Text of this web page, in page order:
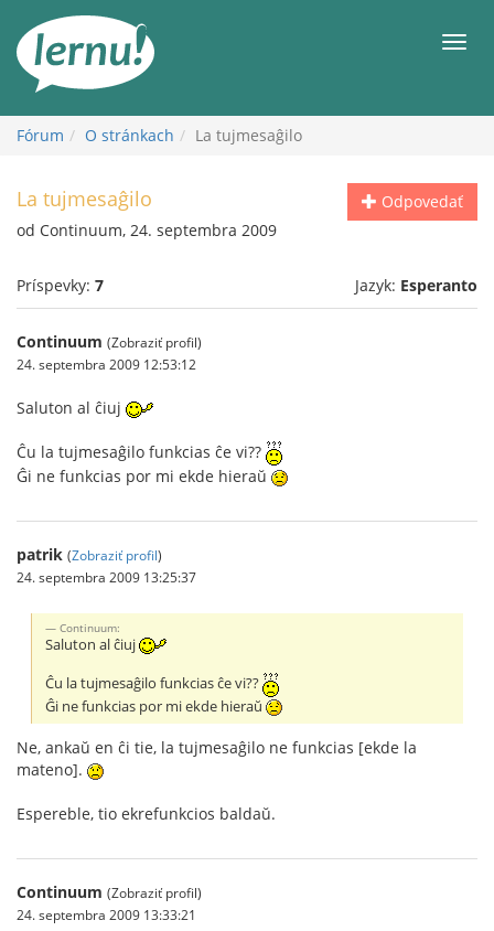
obsah
Fórum O stránkach La tujmesaĝilo
Odpovedať
La tujmesaĝilo
od Continuum, 24. septembra 2009
Príspevky: 7 Jazyk: Esperanto
Continuum (Zobraziť profil)
24. septembra 2009 12:53:12
Saluton al ĉiuj
Ĉu la tujmesaĝilo funkcias ĉe vi??
Ĝi ne funkcias por mi ekde hieraŭ
patrik (Zobraziť profil)
24. septembra 2009 13:25:37
Continuum:
Saluton al ĉiuj
Ĉu la tujmesaĝilo funkcias ĉe vi??
Ĝi ne funkcias por mi ekde hieraŭ
Ne, ankaŭ en ĉi tie, la tujmesaĝilo ne funkcias [ekde la
mateno].
Espereble, tio ekrefunkcios baldaŭ.
Continuum (Zobraziť profil)
24. septembra 2009 13:33:21